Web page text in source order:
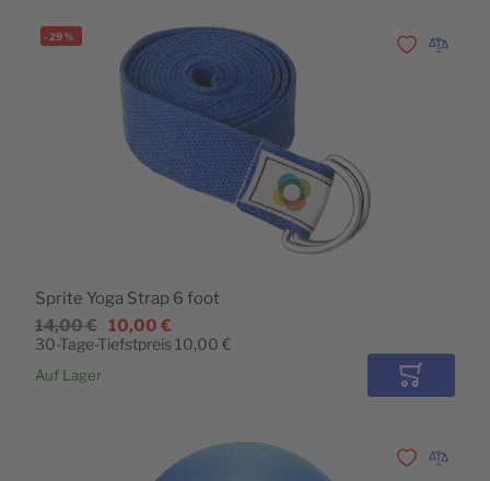
-29%
10,00 €
14,00 €
30-Tage-Tiefstpreis 10,00 €
Sprite Yoga Strap 6 foot
Auf Lager In den
Zur Zur
Zur Zur